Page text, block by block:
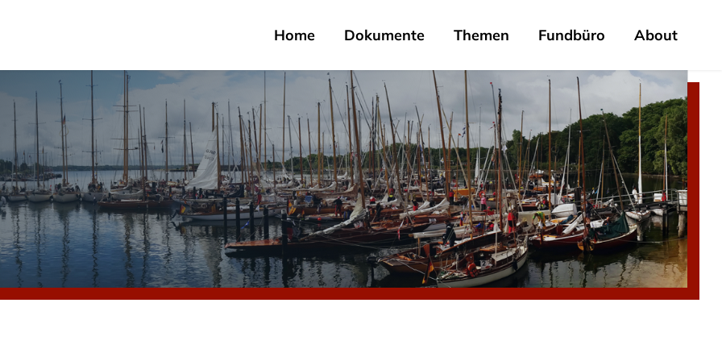
Home Dokumente Themen Fundbüro About